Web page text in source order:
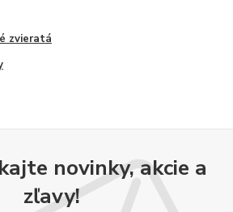
zvieratá
novinky, akcie a
zľavy!